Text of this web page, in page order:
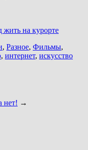
жить на курорте
, Разное, Фильмы,
, интернет, искусство
нет! →